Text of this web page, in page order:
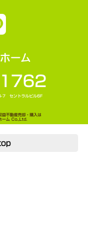
7 セントラルビル6F
不動産売却・購入は
ーム Co.,Ltd.